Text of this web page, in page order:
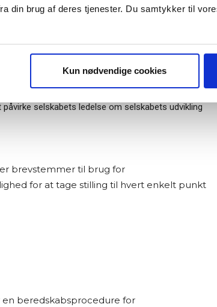
din brug af deres tjenester. Du samtykker til
Kun nødvendige cookies
af selskabets generalforsamling
ejerskab.
fysisk frem på generalforsamlingen.
generalforsamling enten helt eller delvist
selskabets ledelse om selskabets udvikling
brevstemmer til brug for
for at tage stilling til hvert enkelt punkt
en beredskabsprocedure for
bogen" bliver du tilmeldt